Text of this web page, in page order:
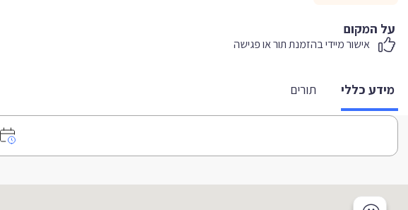
על המקום
אישור מיידי בהזמנת תור או פגישה
מידע כללי תורים